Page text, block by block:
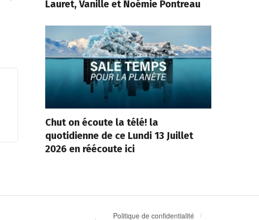
Lauret, Vanille et Noémie Pontreau
Chut on écoute la télé! la
quotidienne de ce Lundi 13 Juillet
2026 en réécoute ici
Politique de confidentialité